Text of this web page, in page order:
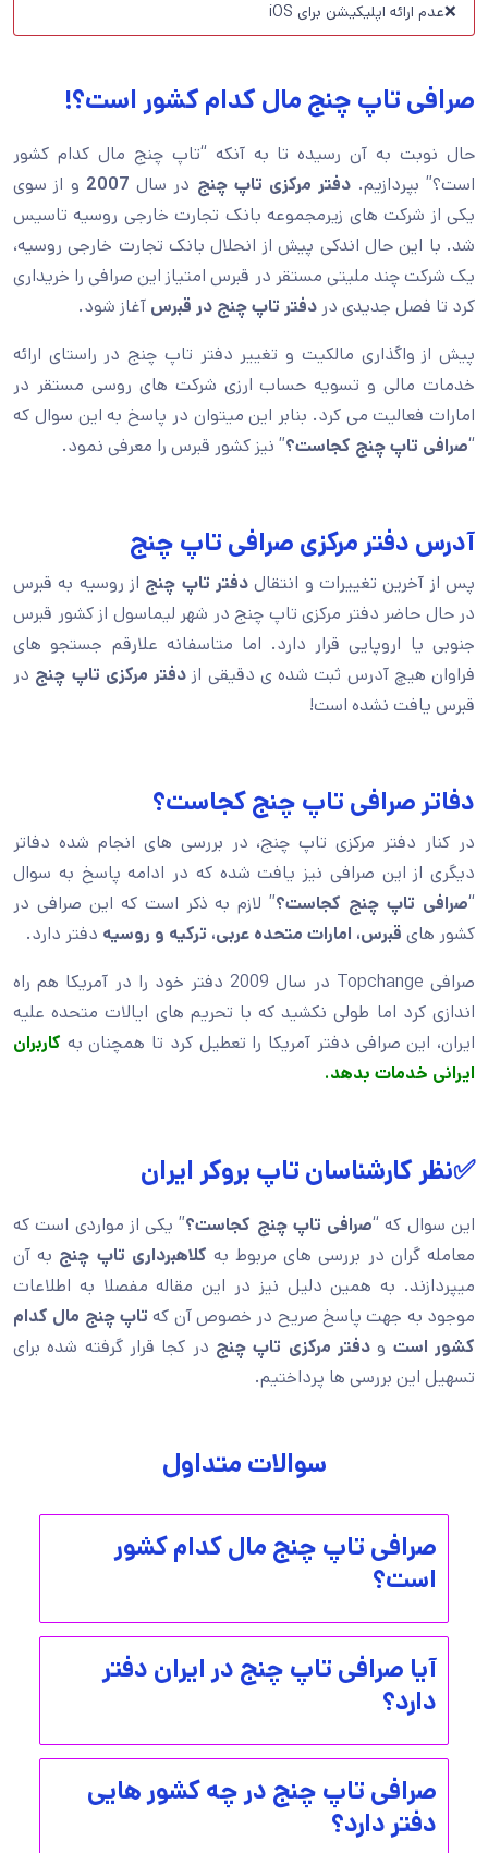
❌عدم ارائه اپلیکیشن برای iOS
صرافی تاپ چنج مال کدام کشور است؟!
حال نوبت به آن رسیده تا به آنکه “تاپ چنج مال کدام کشور
است؟” بپردازیم. دفتر مرکزی تاپ چنج در سال 2007 و از سوی
یکی از شرکت های زیرمجموعه بانک تجارت خارجی روسیه تاسیس
شد. با این حال اندکی پیش از انحلال بانک تجارت خارجی روسیه،
یک شرکت چند ملیتی مستقر در قبرس امتیاز این صرافی را خریداری
کرد تا فصل جدیدی در دفتر تاپ چنج در قبرس آغاز شود.
پیش از واگذاری مالکیت و تغییر دفتر تاپ چنج در راستای ارائه
خدمات مالی و تسویه حساب ارزی شرکت های روسی مستقر در
امارات فعالیت می کرد. بنابر این میتوان در پاسخ به این سوال که
“صرافی تاپ چنج کجاست؟” نیز کشور قبرس را معرفی نمود.
آدرس دفتر مرکزی صرافی تاپ چنج
پس از آخرین تغییرات و انتقال دفتر تاپ چنج از روسیه به قبرس
در حال حاضر دفتر مرکزی تاپ چنج در شهر لیماسول از کشور قبرس
جنوبی یا اروپایی قرار دارد. اما متاسفانه علارقم جستجو های
فراوان هیچ آدرس ثبت شده ی دقیقی از دفتر مرکزی تاپ چنج در
قبرس یافت نشده است!
دفاتر صرافی تاپ چنج کجاست؟
در کنار دفتر مرکزی تاپ چنج، در بررسی های انجام شده دفاتر
دیگری از این صرافی نیز یافت شده که در ادامه پاسخ به سوال
“صرافی تاپ چنج کجاست؟” لازم به ذکر است که این صرافی در
کشور های قبرس، امارات متحده عربی، ترکیه و روسیه دفتر دارد.
صرافی Topchange در سال 2009 دفتر خود را در آمریکا هم راه
اندازی کرد اما طولی نکشید که با تحریم های ایالات متحده علیه
ایران، این صرافی دفتر آمریکا را تعطیل کرد تا همچنان به کاربران
ایرانی خدمات بدهد.
✅نظر کارشناسان تاپ بروکر ایران
این سوال که “صرافی تاپ چنج کجاست؟” یکی از مواردی است که
معامله گران در بررسی های مربوط به کلاهبرداری تاپ چنج به آن
میپردازند. به همین دلیل نیز در این مقاله مفصلا به اطلاعات
موجود به جهت پاسخ صریح در خصوص آن که تاپ چنج مال کدام
کشور است و دفتر مرکزی تاپ چنج در کجا قرار گرفته شده برای
تسهیل این بررسی ها پرداختیم.
سوالات متداول
صرافی تاپ چنج مال کدام کشور
است؟
آیا صرافی تاپ چنج در ایران دفتر
دارد؟
صرافی تاپ چنج در چه کشور هایی
دفتر دارد؟